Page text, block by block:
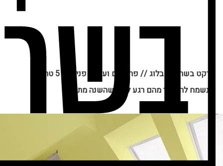
פרקט בשרון בלוג// פרקטים ועיצוב פנים //
5 טרנדים
שנשמח להיפטר מהם רגע לפני שהשנה מתחילה